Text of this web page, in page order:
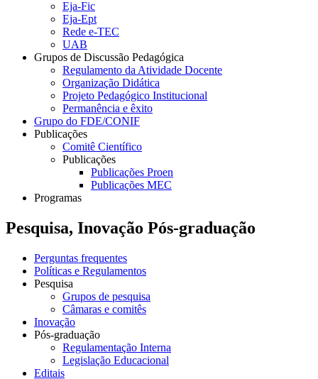
Eja-Fic
Eja-Ept
Rede e-TEC
UAB
Grupos de Discussão Pedagógica
Regulamento da Atividade Docente
Organização Didática
Projeto Pedagógico Institucional
Permanência e êxito
Grupo do FDE/CONIF
Publicações
Comitê Científico
Publicações
Publicações Proen
Publicações MEC
Programas
Pesquisa, Inovação Pós-graduação
Perguntas frequentes
Políticas e Regulamentos
Pesquisa
Grupos de pesquisa
Câmaras e comitês
Inovação
Pós-graduação
Regulamentação Interna
Legislação Educacional
Editais